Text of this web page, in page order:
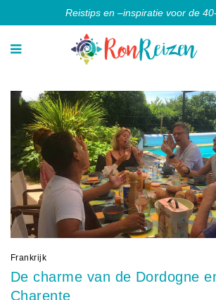
Reistips en –inspiratie voor de
Frankrijk
De charme van de Dordogne
Charente